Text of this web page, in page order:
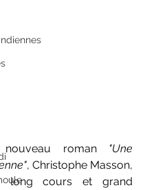
roman
"Une
, Christophe Masson,
long cours et grand